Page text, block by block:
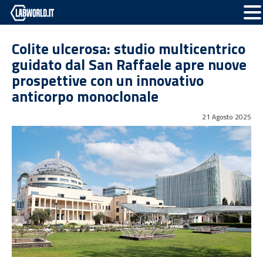
Colite ulcerosa: studio multicentrico
guidato dal San Raffaele apre nuove
prospettive con un innovativo
anticorpo monoclonale
21 Agosto 2025